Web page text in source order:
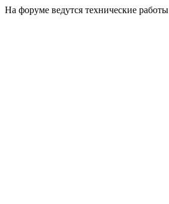
На форуме ведутся технические работы